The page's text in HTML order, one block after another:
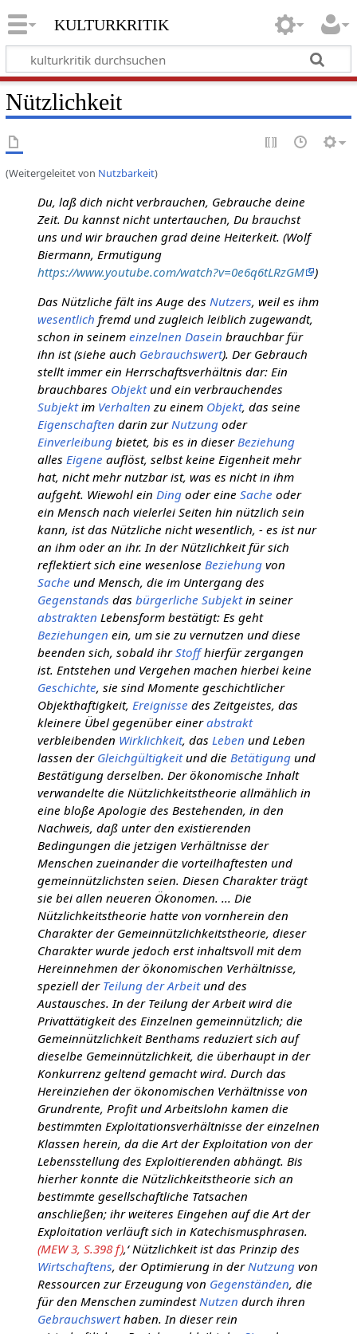
kulturkritik
Nützlichkeit
(Weitergeleitet von Nutzbarkeit)
Du, laß dich nicht verbrauchen, Gebrauche deine
Zeit. Du kannst nicht untertauchen, Du brauchst
uns und wir brauchen grad deine Heiterkeit. (Wolf
Biermann, Ermutigung
https://www.youtube.com/watch?v=0e6q6tLRzGM
)
Das Nützliche fält ins Auge des Nutzers, weil es ihm
wesentlich fremd und zugleich leiblich zugewandt,
schon in seinem einzelnen Dasein brauchbar für
ihn ist (siehe auch Gebrauchswert). Der Gebrauch
stellt immer ein Herrschaftsverhältnis dar: Ein
brauchbares Objektund ein verbrauchendes
Subjektim Verhalten zu einem Objekt, das seine
Eigenschaften darin zurNutzungoder
Einverleibungbietet, bis es in dieserBeziehung
alles Eigene auflöst, selbst keine Eigenheit mehr
hat, nicht mehr nutzbar ist, was es nicht in ihm
aufgeht. Wiewohl ein Dingoder eine Sache oder
ein Mensch nach vielerlei Seiten hin nützlich sein
kann, ist das Nützliche nicht wesentlich, - es ist nur
an ihm oder an ihr. In der Nützlichkeit für sich
reflektiert sich eine wesenlose Beziehungvon
Sache und Mensch, die im Untergang des
Gegenstands das bürgerliche Subjektin seiner
abstrakten Lebensform bestätigt: Es geht
Beziehungen ein, um sie zu vernutzen und diese
beenden sich, sobald ihrStoffhierfür zergangen
ist. Entstehen und Vergehen machen hierbei keine
Geschichte, sie sind Momente geschichtlicher
Objekthaftigkeit, Ereignisse des Zeitgeistes, das
kleinere Übel gegenüber einerabstrakt
verbleibenden Wirklichkeit, das Leben und Leben
lassen der Gleichgültigkeitund die Betätigungund
Bestätigung derselben. Der ökonomische Inhalt
verwandelte die Nützlichkeitstheorie allmählich in
eine bloße Apologie des Bestehenden, in den
Nachweis, daß unter den existierenden
Bedingungen die jetzigen Verhältnisse der
Menschen zueinander die vorteilhaftesten und
gemeinnützlichsten seien. Diesen Charakter trägt
sie bei allen neueren Ökonomen. ... Die
Nützlichkeitstheorie hatte von vornherein den
Charakter der Gemeinnützlichkeitstheorie, dieser
Charakter wurde jedoch erst inhaltsvoll mit dem
Hereinnehmen der ökonomischen Verhältnisse,
speziell der Teilung der Arbeitund des
Austausches. In der Teilung der Arbeit wird die
Privattätigkeit des Einzelnen gemeinnützlich; die
Gemeinnützlichkeit Benthams reduziert sich auf
dieselbe Gemeinnützlichkeit, die überhaupt in der
Konkurrenz geltend gemacht wird. Durch das
Hereinziehen der ökonomischen Verhältnisse von
Grundrente, Profit und Arbeitslohn kamen die
bestimmten Exploitationsverhältnisse der einzelnen
Klassen herein, da die Art der Exploitation von der
Lebensstellung des Exploitierenden abhängt. Bis
hierher konnte die Nützlichkeitstheorie sich an
bestimmte gesellschaftliche Tatsachen
anschließen; ihr weiteres Eingehen auf die Art der
Exploitation verläuft sich in Katechismusphrasen.
(MEW 3, S.398 f)‚‘ Nützlichkeit ist das Prinzip des
Wirtschaftens, der Optimierung in derNutzungvon
Ressourcen zur Erzeugung von Gegenständen, die
für den Menschen zumindestNutzen durch ihren
Gebrauchswerthaben. In dieser rein